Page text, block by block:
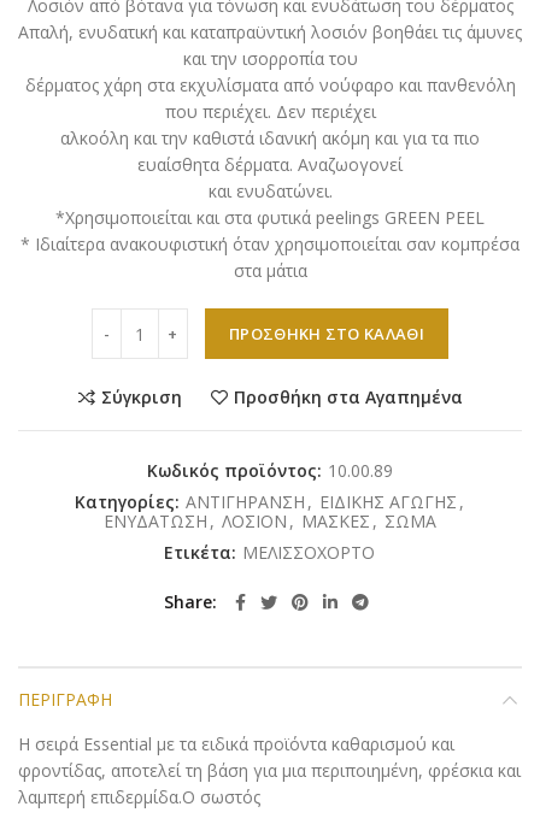
Λοσιόν από βότανα για τόνωση και ενυδάτωση του δέρματος
Απαλή, ενυδατική και καταπραϋντική λοσιόν βοηθάει τις άμυνες
και την ισορροπία του
δέρματος χάρη στα εκχυλίσματα από νούφαρο και πανθενόλη
που περιέχει. Δεν περιέχει
αλκοόλη και την καθιστά ιδανική ακόμη και για τα πιο
ευαίσθητα δέρματα. Αναζωογονεί
και ενυδατώνει.
*Χρησιμοποιείται και στα φυτικά peelings GREEN PEEL
* Ιδιαίτερα ανακουφιστική όταν χρησιμοποιείται σαν κομπρέσα
στα μάτια
ΠΡΟΣΘΉΚΗ ΣΤΟ ΚΑΛΆΘΙ
Σύγκριση Προσθήκη στα Αγαπημένα
Κωδικός προϊόντος: 10.00.89
Κατηγορίες: ΑΝΤΙΓΗΡΑΝΣΗ , ΕΙΔΙΚΗΣ ΑΓΩΓΗΣ ,
ΕΝΥΔΑΤΩΣΗ , ΛΟΣΙΟΝ , ΜΑΣΚΕΣ , ΣΩΜΑ
Ετικέτα: ΜΕΛΙΣΣΟΧΟΡΤΟ
Share
ΠΕΡΙΓΡΑΦΉ
H σειρά Essential με τα ειδικά προϊόντα καθαρισμού και
φροντίδας, αποτελεί τη βάση για μια περιποιημένη, φρέσκια και
λαμπερή επιδερμίδα.Ο σωστός